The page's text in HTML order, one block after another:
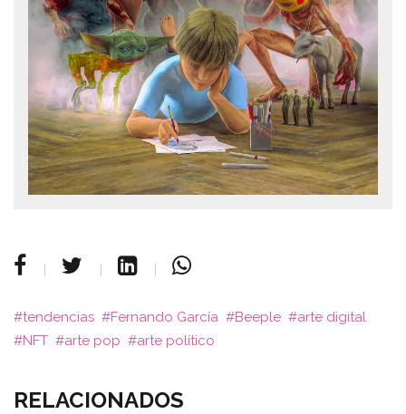
tendencias Fernando García Beeple
arte digital
NFT
arte pop arte político
RELACIONADOS